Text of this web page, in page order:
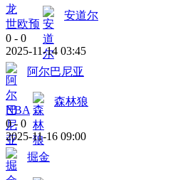
世欧预
安道尔
0 - 0
2025-11-14 03:45
阿尔巴尼亚
NBA
森林狼
0 - 0
2025-11-16 09:00
掘金